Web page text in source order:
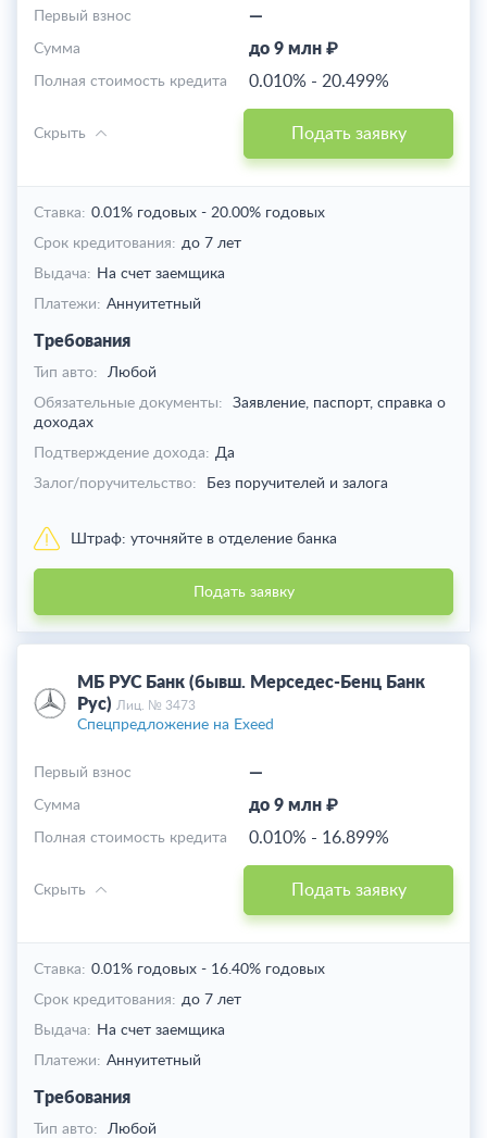
—
Первый взнос
до 9 млн ₽
Cумма
0.010% - 20.499%
Полная стоимость кредита
Подать заявку
Скрыть
Ставка: 0.01% годовых - 20.00% годовых
Срок кредитования: до 7 лет
Выдача: На счет заемщика
Платежи: Аннуитетный
Требования
Тип авто:
Любой
Обязательные документы:
Заявление, паспорт, справка о
доходах
Подтверждение дохода: Да
Залог/поручительство:
Без поручителей и залога
Штраф: уточняйте в отделение банка
Подать заявку
МБ РУС Банк (бывш. Мерседес-Бенц Банк
Рус) Лиц. № 3473
Спецпредложение на Exeed
—
Первый взнос
до 9 млн ₽
Cумма
0.010% - 16.899%
Полная стоимость кредита
Подать заявку
Скрыть
Ставка: 0.01% годовых - 16.40% годовых
Срок кредитования: до 7 лет
Выдача: На счет заемщика
Платежи: Аннуитетный
Требования
Тип авто:
Любой